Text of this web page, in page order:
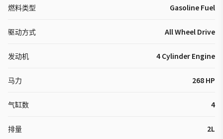
燃料类型 Gasoline Fuel
驱动方式 All Wheel Drive
发动机 4 Cylinder Engine
马力 268 HP
气缸数 4
排量 2L